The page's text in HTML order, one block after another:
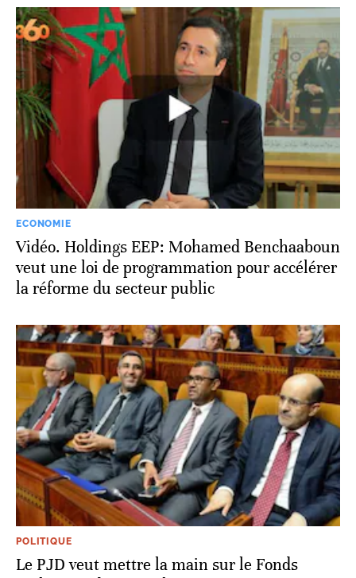
ECONOMIE
Vidéo. Holdings EEP: Mohamed Benchaaboun
veut une loi de programmation pour accélérer
la réforme du secteur public
POLITIQUE
Le PJD veut mettre la main sur le Fonds